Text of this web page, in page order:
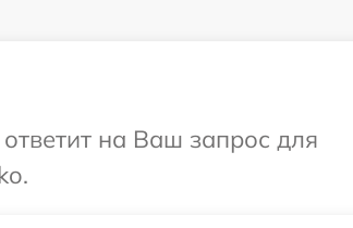
на Ваш запрос для